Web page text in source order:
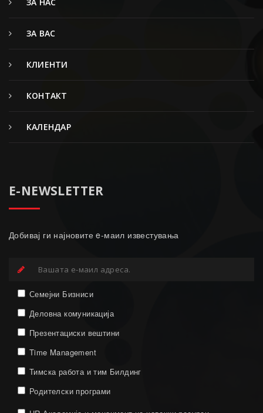
ЗА ВАС
КЛИЕНТИ
КОНТАКТ
КАЛЕНДАР
E-NEWSLETTER
Добивај ги најновите e-маил известувања
Семејни Бизниси
Деловна комуникација
Презентациски вештини
Time Management
Тимска работа и тим Билдинг
Родителски програми